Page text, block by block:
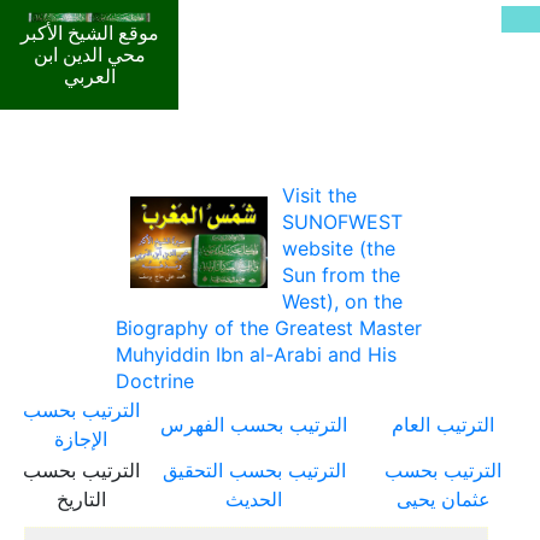
موقع الشيخ الأكبر
محي الدين ابن
العربي
Visit the
SUNOFWEST
website (the
Sun from the
West), on the
Biography of the Greatest Master
Muhyiddin Ibn al-Arabi and His
Doctrine
الترتيب العام
الترتيب بحسب الفهرس
الترتيب بحسب
الإجازة
الترتيب بحسب
عثمان يحيى
الترتيب بحسب التحقيق
الحديث
الترتيب بحسب
التاريخ